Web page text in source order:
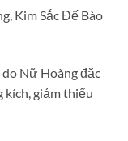
Kim Sắc Đế Bào
Nữ Hoàng đặc
kích, giảm thiểu